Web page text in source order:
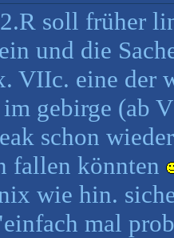
soll früher
und die
VIIc. eine der
gebirge (ab
schon
fallen könnten
wie hin.
mal